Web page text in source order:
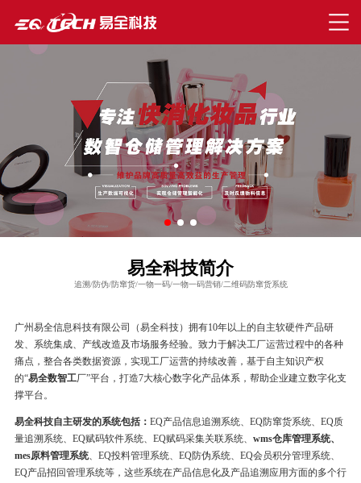
易全科技简介
追溯/防伪/防窜货/一物一码/一物一码营销/二维码防窜货系统
广州易全信息科技有限公司（易全科技）拥有10年以上的自主软硬件产品研
发、系统集成、产线改造及市场服务经验。致力于解决工厂运营过程中的各种
痛点，整合各类数据资源，实现工厂运营的持续改善，基于自主知识产权
的“易全数智工厂”平台，打造7大核心数字化产品体系，帮助企业建立数字化支
撑平台。
易全科技自主研发的系统包括： EQ产品信息追溯系统、EQ防窜货系统、EQ质
量追溯系统、EQ赋码软件系统、EQ赋码采集关联系统、 wms仓库管理系统、
mes原料管理系统、EQ投料管理系统、EQ防伪系统、EQ会员积分管理系统、
EQ产品招回管理系统等，这些系统在产品信息化及产品追溯应用方面的多个行